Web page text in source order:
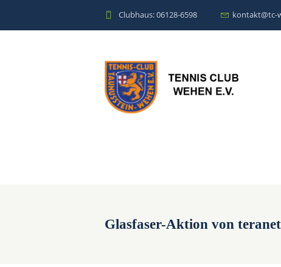
Clubhaus: 06128-6598 kontakt@tc-
Glasfaser-Aktion von teranet